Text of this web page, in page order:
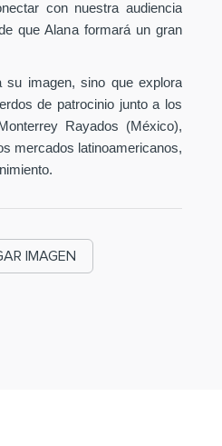
con nuestra audiencia
que Alana formará un gran
su imagen, sino que explora
de patrocinio junto a los
Rayados (México),
mercados latinoamericanos,
IMAGEN